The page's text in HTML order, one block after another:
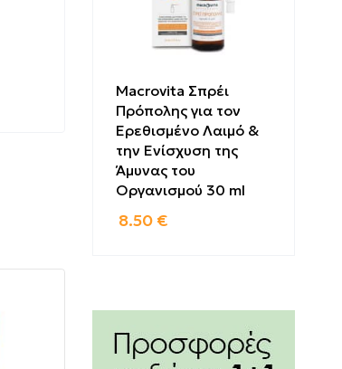
Macrovita Σπρέι
Πρόπολης για τον
Ερεθισμένο Λαιμό &
την Ενίσχυση της
Άμυνας του
Οργανισμού 30 ml
8.50 €